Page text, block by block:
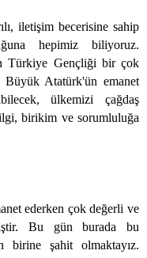
iletişim becerisine sahip
hepimiz biliyoruz.
Türkiye Gençliği bir çok
Büyük Atatürk'ün emanet
ülkemizi çağdaş
birikim ve sorumluluğa
ederken çok değerli ve
Bu gün burada bu
birine şahit olmaktayız.